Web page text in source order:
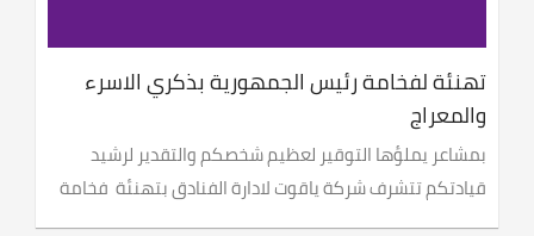
تهنئة لفخامة رئيس الجمهورية بذكري الاسرء
والمعراج
بمشاعر يملؤها التوقير لعظيم شخصكم والتقدير لرشيد
قيادتكم تتشرف شركة ياقوت لادارة الفنادق بتهنئة فخامة